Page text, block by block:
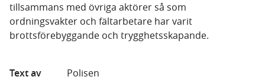
tillsammans med övriga aktörer så som
ordningsvakter och fältarbetare har varit
brottsförebyggande och trygghetsskapande.
Text av
Polisen